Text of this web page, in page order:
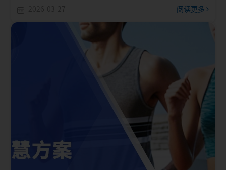
阅读更多